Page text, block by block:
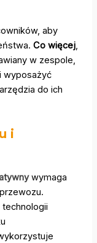
aby
Co więcej,
w zespole,
wyposażyć
do ich
i
wymaga